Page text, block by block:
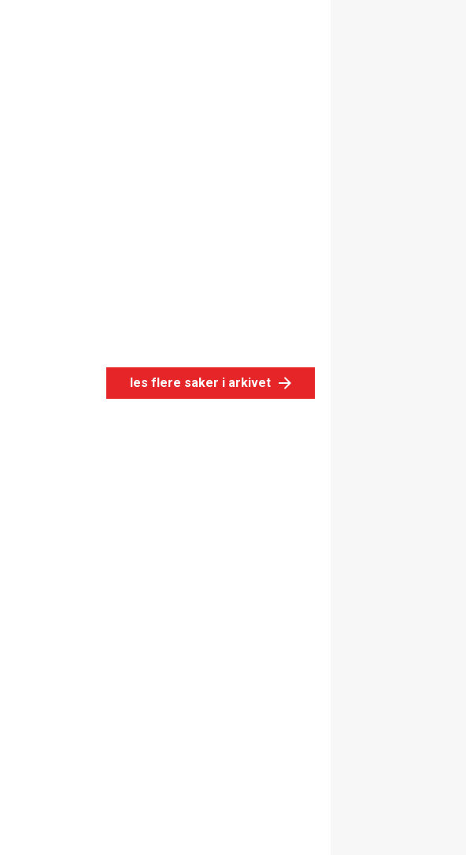
les flere saker i arkivet